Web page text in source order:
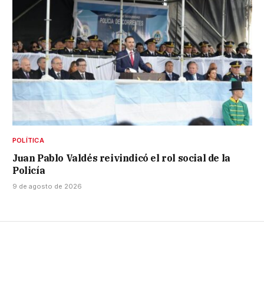
POLÍTICA
Juan Pablo Valdés reivindicó el rol social de la
Policía
9 de agosto de 2026